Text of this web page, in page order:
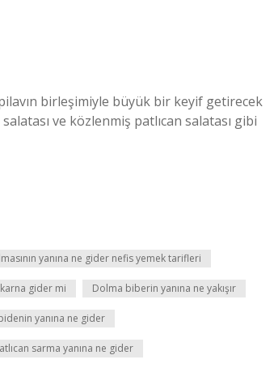
birleşimiyle büyük bir keyif getirecek
ve közlenmiş patlıcan salatası gibi
yanına ne gider nefis yemek tarifleri
gider mi Dolma biberin yanına ne yakışır
yanına ne gider
sarma yanına ne gider